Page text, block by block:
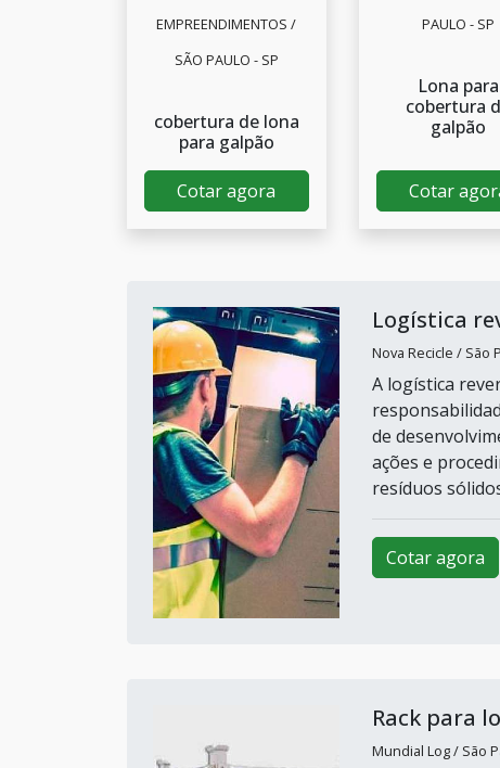
EMPREENDIMENTOS /
SÃO PAULO - SP
cobertura de lona
para galpão
Cotar agora
PAULO - SP
Lona para
cobertura
galpão
Cotar
Logística
Nova Recicle / São
A logística
de
ações e
resíduos
Cotar agora
Rack para
Mundial Log / São